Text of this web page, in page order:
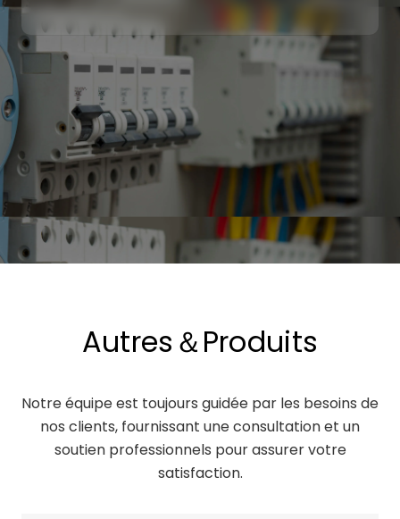
Autres＆Produits
Notre équipe est toujours guidée par les besoins de
nos clients, fournissant une consultation et un
soutien professionnels pour assurer votre
satisfaction.